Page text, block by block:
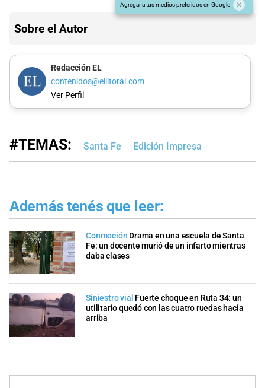
Agregar a tus medios preferidos en Google
Sobre el Autor
Redacción EL
contenidos@ellitoral.com
Ver Perfil
#TEMAS: Santa Fe Edición Impresa
Además tenés que leer:
Conmoción Drama en una escuela de Santa
Fe: un docente murió de un infarto mientras
daba clases
Siniestro vial Fuerte choque en Ruta 34: un
utilitario quedó con las cuatro ruedas hacia
arriba